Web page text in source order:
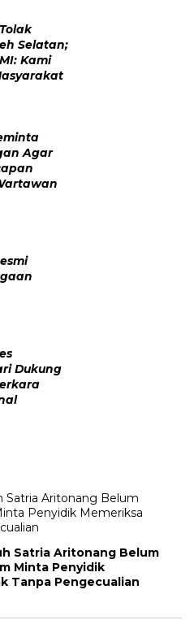
Selatan;
Kami
Agar
Dukung
Satria Aritonang Belum
Minta Penyidik
Tanpa Pengecualian